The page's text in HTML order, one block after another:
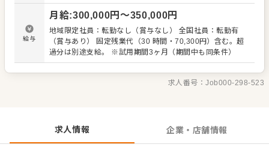
は、1997年の創業から数多くの施設運営を手掛けてきた株
式会社エムアンドエムサービス。盤石な経営基盤があるた
め、将来に不安を感じることなく、仕事に向き合える環境
が整っています。 ・経験を正当に評価する安定した給与体
系 ・社宅完備や退職金制度など、充実の福利厚生 ・社内研
不安を感じている方や、正当な評価を求める方にこそ、こ
の安定感を実感していただきたいと考えています。培って
す。
給与
月給:300,000円〜350,000円
地域限定社員：転勤なし（賞与なし） 全国社員：転勤有
（賞与あり） 固定残業代（30 時間・70,300円）含む。超
過分は別途支給。 ※試用期間3ヶ月（期間中も同条件）
求人番号：Job000-298-523
求人情報 企業・店舗情報